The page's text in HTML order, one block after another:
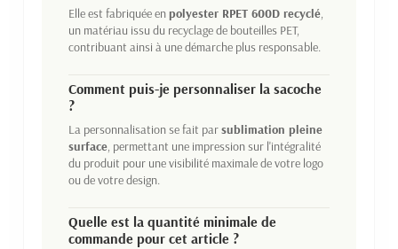
Elle est fabriquée enpolyester RPET 600D recyclé,
un matériau issu du recyclage de bouteilles PET,
contribuant ainsi à une démarche plus responsable.
Comment puis-je personnaliser la sacoche
?
La personnalisation se fait parsublimation pleine
surface, permettant une impression sur l'intégralité
du produit pour une visibilité maximale de votre logo
ou de votre design.
Quelle est la quantité minimale de
commande pour cet article ?